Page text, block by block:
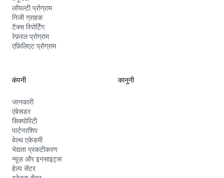
लॉयल्टी प्रोग्राम
निजी ग्राहक
टैक्स रिपोर्टिंग
रेफ़रल प्रोग्राम
एफ़िलिएट प्रोग्राम
कंपनी
जानकारी
एंबेसडर
सिक्योरिटी
पार्टनरशिप
वेल्थ एकेडमी
भेद्यता प्रकटीकरण
न्यूज़ और इनसाइट्स
हेल्प सेंटर
कानूनी